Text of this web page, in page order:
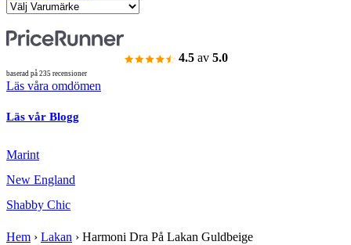
4.5 av 5.0
baserad på 235 recensioner
Läs våra omdömen
Läs vår Blogg
Marint
New England
Shabby Chic
Hem › Lakan › Harmoni Dra På Lakan Guldbeige